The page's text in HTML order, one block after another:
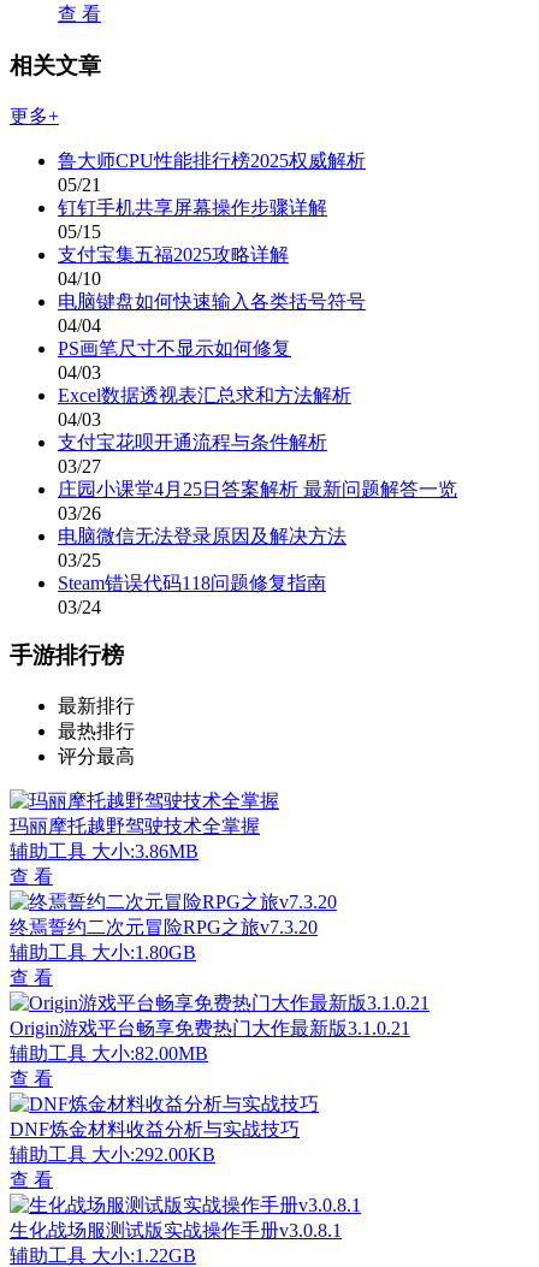
查 看
相关文章
更多+
鲁大师CPU性能排行榜2025权威解析
05/21
钉钉手机共享屏幕操作步骤详解
05/15
支付宝集五福2025攻略详解
04/10
电脑键盘如何快速输入各类括号符号
04/04
PS画笔尺寸不显示如何修复
04/03
Excel数据透视表汇总求和方法解析
04/03
支付宝花呗开通流程与条件解析
03/27
庄园小课堂4月25日答案解析 最新问题解答一览
03/26
电脑微信无法登录原因及解决方法
03/25
Steam错误代码118问题修复指南
03/24
手游排行榜
最新排行
最热排行
评分最高
玛丽摩托越野驾驶技术全掌握
辅助工具 大小:3.86MB
查 看
终焉誓约二次元冒险RPG之旅v7.3.20
辅助工具 大小:1.80GB
查 看
Origin游戏平台畅享免费热门大作最新版3.1.0.21
辅助工具 大小:82.00MB
查 看
DNF炼金材料收益分析与实战技巧
辅助工具 大小:292.00KB
查 看
生化战场服测试版实战操作手册v3.0.8.1
辅助工具 大小:1.22GB